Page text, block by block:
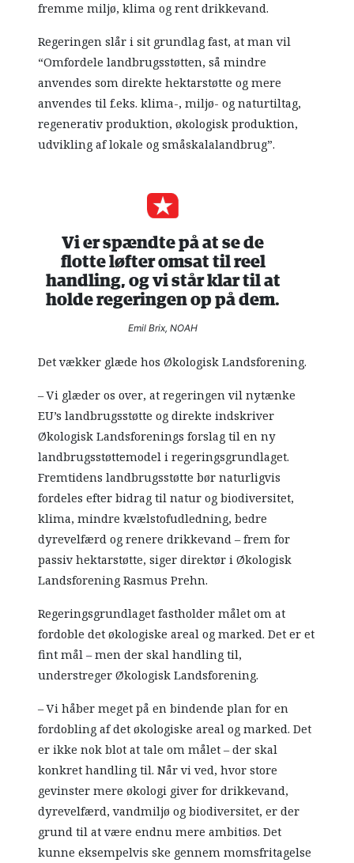
fremme miljø, klima og rent drikkevand.
Regeringen slår i sit grundlag fast, at man vil
“Omfordele landbrugsstøtten, så mindre
anvendes som direkte hektarstøtte og mere
anvendes til f.eks. klima-, miljø- og naturtiltag,
regenerativ produktion, økologisk produktion,
udvikling af lokale og småskalalandbrug”.
Vi er spændte på at se de
flotte løfter omsat til reel
handling, og vi står klar til at
holde regeringen op på dem.
Emil Brix, NOAH
Det vækker glæde hos Økologisk Landsforening.
– Vi glæder os over, at regeringen vil nytænke
EU’s landbrugsstøtte og direkte indskriver
Økologisk Landsforenings forslag til en ny
landbrugsstøttemodel i regeringsgrundlaget.
Fremtidens landbrugsstøtte bør naturligvis
fordeles efter bidrag til natur og biodiversitet,
klima, mindre kvælstofudledning, bedre
dyrevelfærd og renere drikkevand – frem for
passiv hektarstøtte, siger direktør i Økologisk
Landsforening Rasmus Prehn.
Regeringsgrundlaget fastholder målet om at
fordoble det økologiske areal og marked. Det er et
fint mål – men der skal handling til,
understreger Økologisk Landsforening.
– Vi håber meget på en bindende plan for en
fordobling af det økologiske areal og marked. Det
er ikke nok blot at tale om målet – der skal
konkret handling til. Når vi ved, hvor store
gevinster mere økologi giver for drikkevand,
dyrevelfærd, vandmiljø og biodiversitet, er der
grund til at være endnu mere ambitiøs. Det
kunne eksempelvis ske gennem momsfritagelse